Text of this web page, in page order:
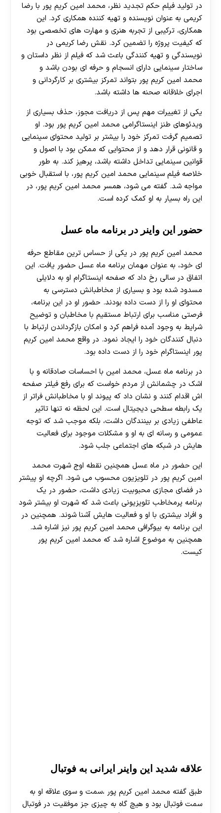
در تولید فیلم حکم تجدید نظر، محمد امین کریم پور با رضا
کریمی به عنوان نویسنده و تهیه‌ کننده همکاری کرد. این
همکاری، ترکیبی از تجربه هنری و مهارت های تخصصی بود
که کیفیت پروژه را تضمین کرد. نقش رضا کریمی در
نویسندگی و تهیه‌ کنندگی باعث شد که فیلم از نظر داستان و
ساختار سینمایی دارای انسجام و حرفه ای بودن باشد و
محمد امین کریم پور بتواند تمرکز بیشتری بر کارگردانی و
اجرای خلاقانه صحنه ها داشته باشد.
یکی از تغییرات مهم پس از دریافت مجوز، حذف بسیاری از
ویدئوهای طنز اینستاگرامی محمد امین کریم پور بود. او
تصمیم گرفت تمرکز خود را بیشتر بر تولید محتوای سینمایی
و قانونی قرار دهد و از محتوایی که ممکن بود با اصول و
قوانین سینمایی تداخل داشته باشد، پرهیز کند. به طور
خلاصه فیلم سینمایی محمد امین کریم پور، با استقبال خوبی
مواجه شد. گفته می شود، همسر محمد امین کریم پور، در
این راه بسیار به او کمک کرده است.
حضور این واینر در برنامه ماه عسل
محمد امین کریم پور در یکی از حساس‌ ترین مقاطع حرفه
ای خود، به عنوان مهمان برنامه ماه عسل حضور یافت. این
اتفاق در سالی رخ داد که صفحه اینستاگرام او به دلایلی
مسدود شده بود و بسیاری از مخاطبانش دسترسی به
محتوای او را از دست داده بودند. حضور او در این برنامه،
فرصتی مناسب برای ارتباط مستقیم با مخاطبان و توضیح
شرایط به وجود آمده فراهم کرد و امکان بازگرداندن ارتباط با
دنبال‌ کنندگان خود را ایجاد نمود. در واقع محمد امین کریم
پور اینستاگرام خود را از دست داده بود.
در برنامه ماه عسل، محمد امین با احساسات صادقانه و با
اشک در چشمانش از مردم خواست که برای رفع فیلتر صفحه
اش اقدام کنند و نشان داد که پیوند او با مخاطبانش فراتر از
یک رابطه سطحی دیجیتال است. این لحظه نه تنها تاثیر
عاطفی زیادی بر بینندگان داشت، بلکه موجب شد که توجه
عمومی و رسانه ای به او و مشکلات موجود برای فعالیت
هایش در شبکه های اجتماعی جلب شود.
این حضور در ماه عسل همچنین نقطه اوج شهرت محمد
امین کریم پور در تلویزیون محسوب می‌ شود. اگرچه او پیشتر
در فضای مجازی محبوبیت زیادی داشت، حضور در یک
برنامه پرمخاطب تلویزیونی باعث شد که شهرت او بیشتر شود
و افراد بیشتری با او و فعالیت هایش آشنا شوند. همچنین در
این برنامه به بیوگرافی محمد امین کریم پور نیز اشاره شد.
همچنین به موضوع اشاره شد که محمد امین کریم پور
کیست.
علاقه شدید این واینر ایرانی به فوتبال
طبق گفته محمد امین کریم پور ،سمت و سوی علاقه او به
سمت فوتبال بود و هیچ گاه به چیزی جز موفقیت در فوتبال